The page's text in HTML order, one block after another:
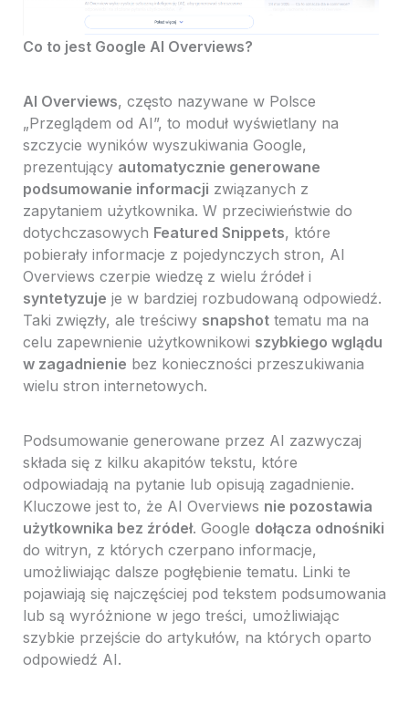
Co to jest Google AI Overviews?
AI Overviews, często nazywane w Polsce
„Przeglądem od AI”, to moduł wyświetlany na
szczycie wyników wyszukiwania Google,
prezentujący automatycznie generowane
podsumowanie informacji związanych z
zapytaniem użytkownika. W przeciwieństwie do
dotychczasowych Featured Snippets, które
pobierały informacje z pojedynczych stron, AI
Overviews czerpie wiedzę z wielu źródeł i
syntetyzuje je w bardziej rozbudowaną odpowiedź.
Taki zwięzły, ale treściwy snapshottematu ma na
celu zapewnienie użytkownikowi szybkiego wglądu
w zagadnienie bez konieczności przeszukiwania
wielu stron internetowych.
Podsumowanie generowane przez AI zazwyczaj
składa się z kilku akapitów tekstu, które
odpowiadają na pytanie lub opisują zagadnienie.
Kluczowe jest to, że AI Overviews nie pozostawia
użytkownika bez źródeł. Google dołącza odnośniki
do witryn, z których czerpano informacje,
umożliwiając dalsze pogłębienie tematu. Linki te
pojawiają się najczęściej pod tekstem podsumowania
lub są wyróżnione w jego treści, umożliwiając
szybkie przejście do artykułów, na których oparto
odpowiedź AI.